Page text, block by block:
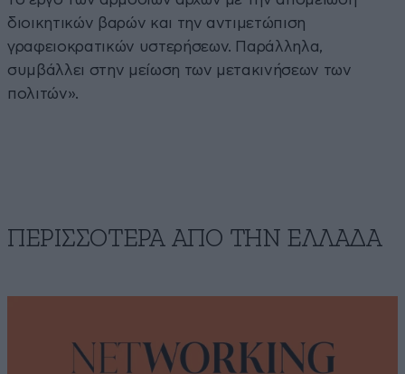
διοικητικών βαρών και την αντιμετώπιση
γραφειοκρατικών υστερήσεων. Παράλληλα,
συμβάλλει στην μείωση των μετακινήσεων των
πολιτών».
ΠΕΡΙΣΣΟΤΕΡΑ ΑΠΟ ΤΗΝ ΕΛΛΑΔΑ